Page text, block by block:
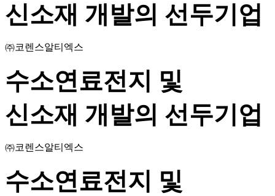
신소재 개발의 선두기업
㈜코렌스알티엑스
수소연료전지 및
신소재 개발의 선두기업
㈜코렌스알티엑스
수소연료전지 및